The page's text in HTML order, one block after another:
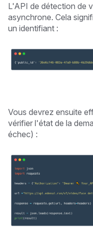
L'API de détection de
asynchrone. Cela
un identifiant :
Vous devrez ensuite
vérifier l'état de la
échec) :